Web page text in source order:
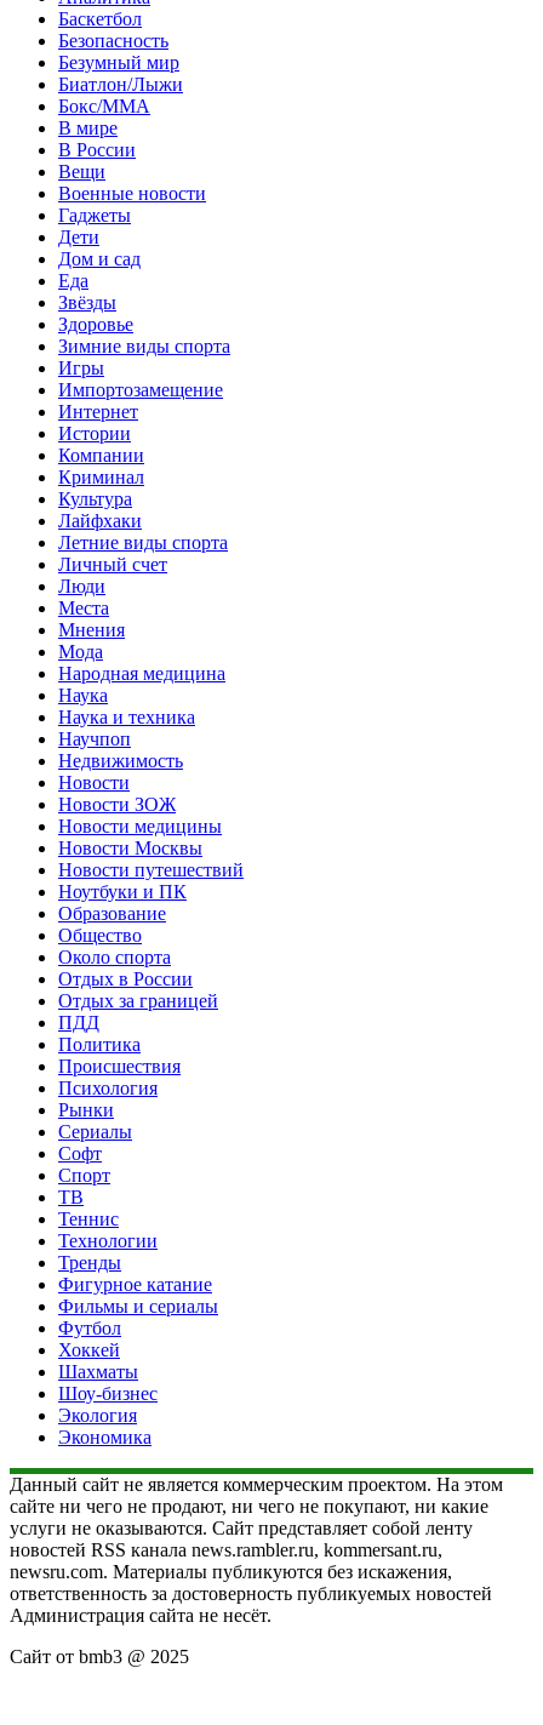
Баскетбол
Безопасность
Безумный мир
Биатлон/Лыжи
Бокс/MMA
В мире
В России
Вещи
Военные новости
Гаджеты
Дети
Дом и сад
Еда
Звёзды
Здоровье
Зимние виды спорта
Игры
Импортозамещение
Интернет
Истории
Компании
Криминал
Культура
Лайфхаки
Летние виды спорта
Личный счет
Люди
Места
Мнения
Мода
Народная медицина
Наука
Наука и техника
Научпоп
Недвижимость
Новости
Новости ЗОЖ
Новости медицины
Новости Москвы
Новости путешествий
Ноутбуки и ПК
Образование
Общество
Около спорта
Отдых в России
Отдых за границей
ПДД
Политика
Происшествия
Психология
Рынки
Сериалы
Софт
Спорт
ТВ
Теннис
Технологии
Тренды
Фигурное катание
Фильмы и сериалы
Футбол
Хоккей
Шахматы
Шоу-бизнес
Экология
Экономика
Данный сайт не является коммерческим проектом. На этом
сайте ни чего не продают, ни чего не покупают, ни какие
услуги не оказываются. Сайт представляет собой ленту
новостей RSS канала news.rambler.ru, kommersant.ru,
newsru.com. Материалы публикуются без искажения,
ответственность за достоверность публикуемых новостей
Администрация сайта не несёт.
Сайт от bmb3 @ 2025